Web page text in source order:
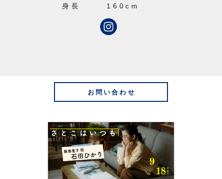
身長 160cm
お問い合わせ